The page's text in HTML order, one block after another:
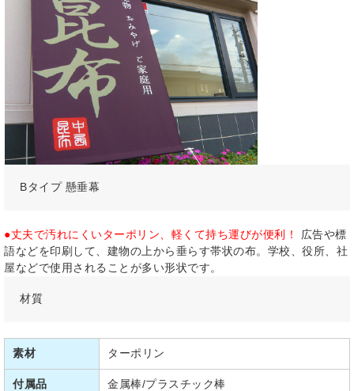
Bタイプ 懸垂幕
●丈夫で汚れにくいターポリン、軽くて持ち運びが便利！
広告や標
語などを印刷して、建物の上から垂らす帯状の布。学校、役所、社
屋などで使用されることが多い形状です。
材質
素材 ターポリン
付属品 金属棒/プラスチック棒